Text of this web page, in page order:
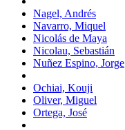
Nagel, Andrés
Navarro, Miquel
Nicolás de Maya
Nicolau, Sebastián
Nuñez Espino, Jorge
Ochiai, Kouji
Oliver, Miguel
Ortega, José